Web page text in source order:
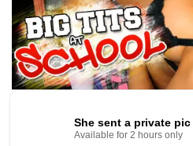
1 2 3 4